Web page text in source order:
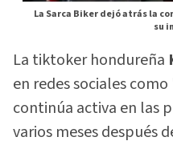
La Sarca Biker dejó atrás la
su
La tiktoker hondureña
en redes sociales como
continúa activa en las
varios meses después